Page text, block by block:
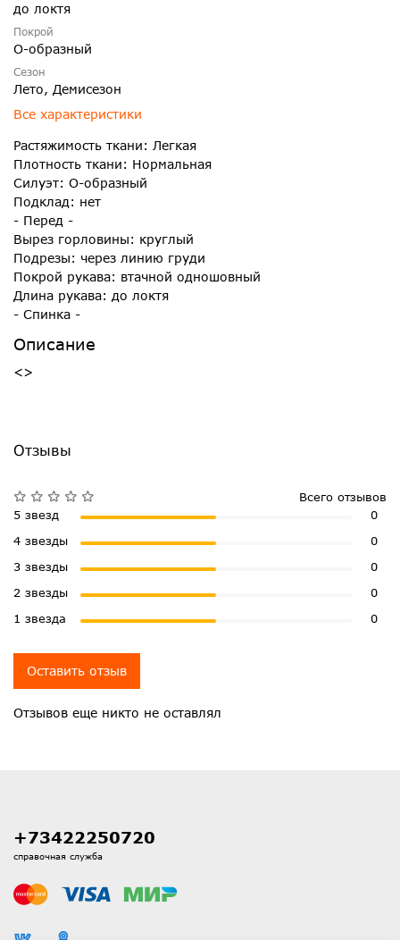
до локтя
Покрой
О-образный
Сезон
Лето, Демисезон
Все характеристики
Растяжимость ткани: Легкая
Плотность ткани: Нормальная
Силуэт: О-образный
Подклад: нет
- Перед -
Вырез горловины: круглый
Подрезы: через линию груди
Покрой рукава: втачной одношовный
Длина рукава: до локтя
- Спинка -
Описание
<>
Отзывы
Отзывов еще никто не оставлял
Всего отзывов
5 звезд
0
4 звезды
0
3 звезды
0
2 звезды
0
1 звезда
0
Оставить отзыв
+73422250720
справочная служба